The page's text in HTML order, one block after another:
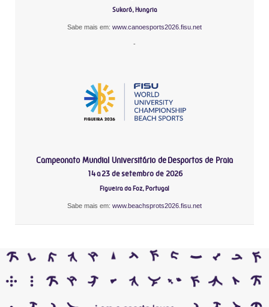
Sukoró, Hungria
Sabe mais em: www.canoesports2026.fisu.net
-
Campeonato Mundial Universitário de Desportos de Praia
14 a 23 de setembro de 2026
Figueira da Foz, Portugal
Sabe mais em: www.beachsprots2026.fisu.net